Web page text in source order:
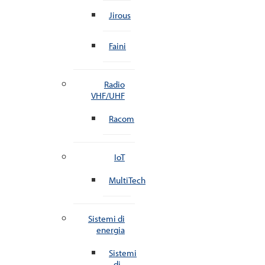
Jirous
Faini
Radio
VHF/UHF
Racom
IoT
MultiTech
Sistemi di
energia
Sistemi